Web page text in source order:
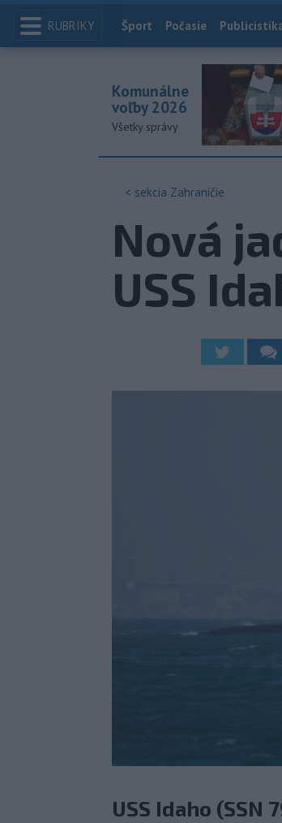
RUBRIKY Index
Šport Počasie
Komunálne
voľby 2026
Všetky správy
< sekcia Zahraničie
Nová
USS
USS Idaho